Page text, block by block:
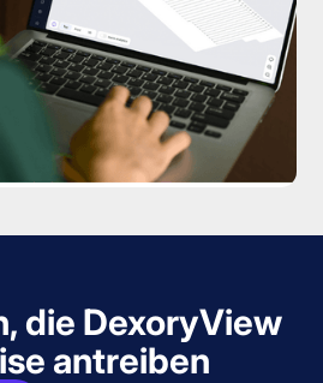
die DexoryView
antreiben